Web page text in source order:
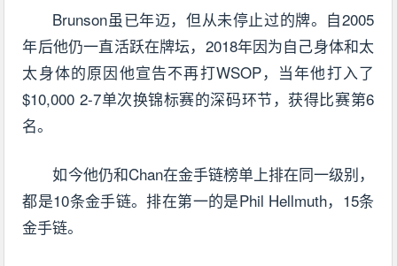
Brunson虽已年迈，但从未停止过的牌。自2005
年后他仍一直活跃在牌坛，2018年因为自己身体和太
太身体的原因他宣告不再打WSOP，当年他打入了
$10,000 2-7单次换锦标赛的深码环节，获得比赛第6
名。
如今他仍和Chan在金手链榜单上排在同一级别，
都是10条金手链。排在第一的是Phil Hellmuth，15条
金手链。